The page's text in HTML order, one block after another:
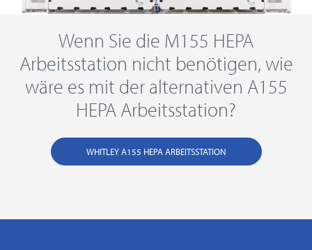
Wenn Sie die M155 HEPA
Arbeitsstation nicht benötigen, wie
wäre es mit der alternativen A155
HEPA Arbeitsstation?
WHITLEY A155 HEPA ARBEITSSTATION